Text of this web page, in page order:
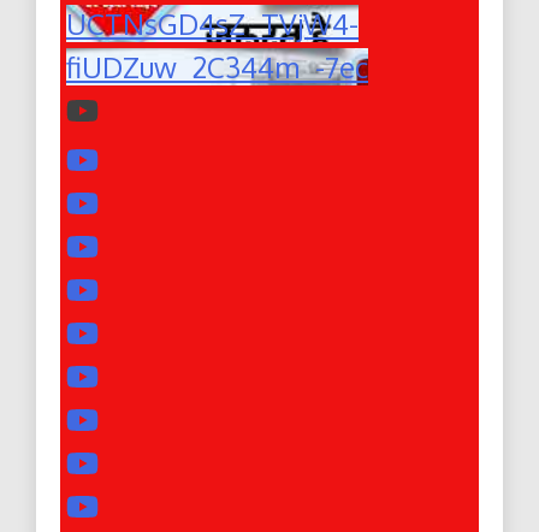
UCTNsGD4sZ_TVjW4-
fiUDZuw_2C344m_-7ec